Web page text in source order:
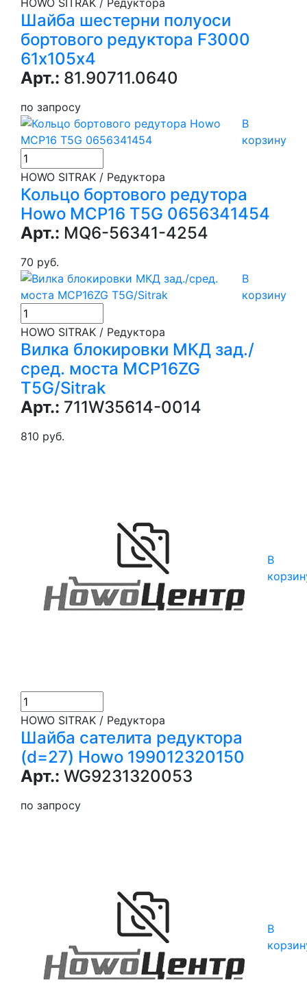
HOWO SITRAK / Редуктора
Шайба шестерни полуоси
бортового редуктора F3000
61х105х4
Арт.: 81.90711.0640
по запросу
В
корзину
HOWO SITRAK / Редуктора
Кольцо бортового редутора
Howo MCP16 T5G 0656341454
Арт.: MQ6-56341-4254
70 руб.
В
корзину
HOWO SITRAK / Редуктора
Вилка блокировки МКД зад./
сред. моста MCP16ZG
T5G/Sitrak
Арт.: 711W35614-0014
810 руб.
В
HOWO SITRAK / Редуктора
Шайба сателита редуктора
(d=27) Howo 199012320150
Арт.: WG9231320053
по запросу
В